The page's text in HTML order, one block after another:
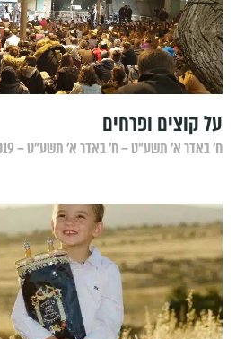
על קוצים ופרחים
ח׳ באדר א׳ תשע״ט – ח׳ באדר א׳ תשע״ט – 13/02/2019